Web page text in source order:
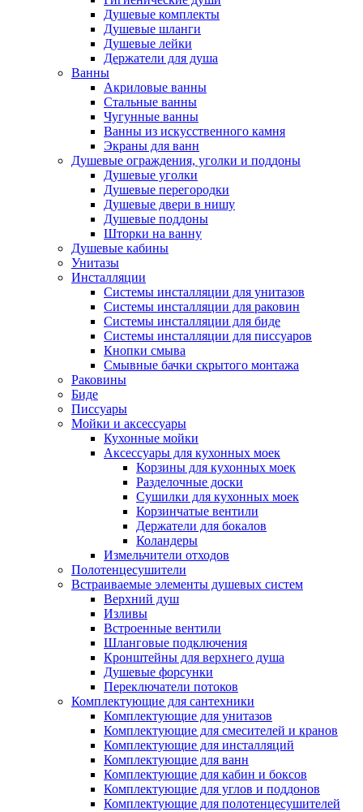
Душевые комплекты
Душевые шланги
Душевые лейки
Держатели для душа
Ванны
Акриловые ванны
Стальные ванны
Чугунные ванны
Ванны из искусственного камня
Экраны для ванн
Душевые ограждения, уголки и поддоны
Душевые уголки
Душевые перегородки
Душевые двери в нишу
Душевые поддоны
Шторки на ванну
Душевые кабины
Унитазы
Инсталляции
Системы инсталляции для унитазов
Системы инсталляции для раковин
Системы инсталляции для биде
Системы инсталляции для писсуаров
Кнопки смыва
Смывные бачки скрытого монтажа
Раковины
Биде
Писсуары
Мойки и аксессуары
Кухонные мойки
Аксессуары для кухонных моек
Корзины для кухонных моек
Разделочные доски
Сушилки для кухонных моек
Корзинчатые вентили
Держатели для бокалов
Коландеры
Измельчители отходов
Полотенцесушители
Встраиваемые элементы душевых систем
Верхний душ
Изливы
Встроенные вентили
Шланговые подключения
Кронштейны для верхнего душа
Душевые форсунки
Переключатели потоков
Комплектующие для сантехники
Комплектующие для унитазов
Комплектующие для смесителей и кранов
Комплектующие для инсталляций
Комплектующие для ванн
Комплектующие для кабин и боксов
Комплектующие для углов и поддонов
Комплектующие для полотенцесушителей